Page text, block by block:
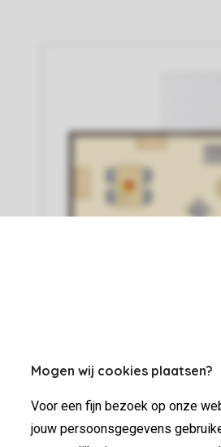
Mogen wij cookies plaatsen?
Voor een fijn bezoek op onze
jouw persoonsgegevens